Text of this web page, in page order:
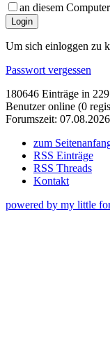
an diesem
Login
Um sich einloggen zu
Passwort vergessen
180646 Einträge in
Benutzer online (0
Forumszeit:
zum
RSS Einträge
RSS Threads
Kontakt
powered by my little